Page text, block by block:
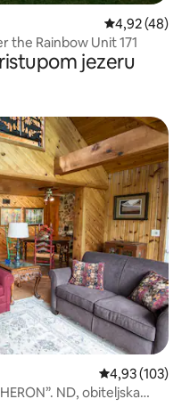
Prosječna
4,92 (48)
the Rainbow Unit 171
jezeru
Prosječna
4,93 (103)
obiteljska